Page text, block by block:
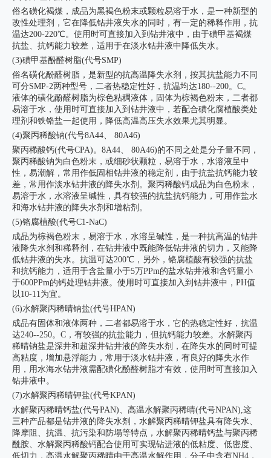
俗名磺化褐煤，成品为黑褐色粉末或颗粒易溶于水，是一种新型的
改性处理剂，它在降低钻井液失水的同时，有一定的稀释作用，抗
温达200-220℃。使用时可直接加入到钻井液中，由于磺甲基褐煤
抗盐、抗钙能力较差，适用于在淡水钻井液中降低失水。
(3)磺甲基酚醛树脂(代号SMP)
俗名磺化酚醛树脂，是新型的抗高温降失水剂，按其抗盐能力不同
可分SMP-2两种型号，二者热稳定性好，抗温均达180--200。C。
液体的磺化酚醛树脂为棕色粘稠液体，固体为棕褐色粉末，二者都
易溶于水，使用时可直接加入到钻井液中，若配合磺化腐植酸类处
理剂和铁铬盐一起使用，降低高温高压失水效果尤其明显。
(4)聚丙稀酸钠(代号8A44、 80A46)
聚丙稀酸钙(代号CPA)。8A44、 80A46)的不同之处是分子量不同，
聚丙稀酸钠为白色粉末，或细砂状颗粒，易溶于水，水溶液呈中
性，易潮解，常用作低固相钻井液的稳定剂，由于抗盐抗钙能力较
差，常用作淡水钻井液的降失水剂。聚丙稀酸钙成品为白色粉末，
易溶于水，水溶液呈碱性，具有较强的抗盐抗钙能力，可用作盐水
和海水钻井液的降失水剂和增粘剂。
(5)铬腐植酸(代号C1-NaC)
成品为棕褐色粉末，易溶于水，水溶呈碱性，是一种抗高温的钻井
液降失水剂和稀释剂，在钻井液中既能降低钻井液的切力，又能降
低钻井液的失水。抗温可达200℃，另外，铬腐植酸有较强的抗盐
和抗钙能力，适用于含盐量小于5万PPm的盐水钻井液和含钙量小
于600PPm的钙处理钻井液。使用时可直接加入到钻井液中，PH值
以10-11为宜。
(6)水解聚丙稀晴钠盐(代号HPAN)
成品有固体和液体两种，二者都易溶于水，它的热稳定性好，抗温
达240--250。C，有较强的抗盐能力，但抗钙能力较差。水解聚丙
稀晴钠盐是深井和超深井钻井液的降失水剂，在降失水的同时可提
高粘度，增加悬浮能力，常用于淡水钻井液，有良好的降失水作
用，用水海水钻井液需配磺化酚醛树脂才有效，使用时可直接加入
钻井液中。
(7)水解聚丙稀晴钾盐(代号KPAN)
水解聚丙稀晴钙盐(代号PAN)、高温水解聚丙稀晴(代号NPAN),这
三种产品都是钻井液的降失水剂，水解聚丙稀晴钾盐具有降失水、
降摩阻、抗温、抗污染和防塌等特点，水解聚丙稀晴钙盐与聚丙稀
酰胺、水解聚丙稀酸钙配合使用可实现钻进液的低粘度、低密度、
低切力，高温水解聚丙稀晴由于高温水解作用，分子中含有NH4，